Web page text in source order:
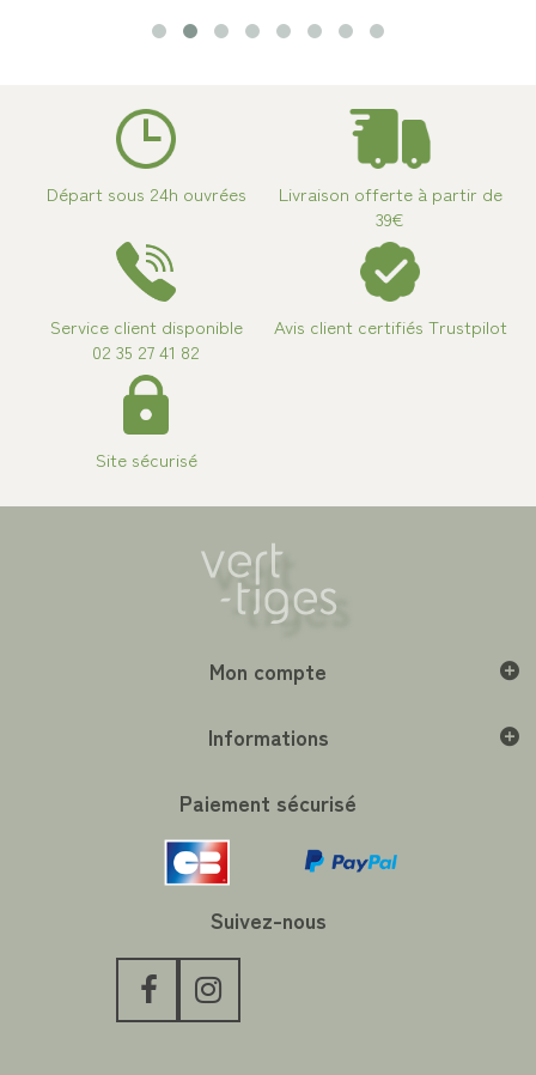
Départ sous 24h ouvrées
Livraison offerte à partir de
39€
Service client disponible
02 35 27 41 82
Avis client certifiés Trustpilot
Site sécurisé
Mon compte
Informations
Paiement sécurisé
Suivez-nous